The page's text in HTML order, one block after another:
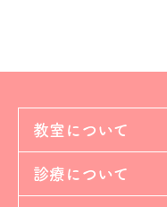
教室について
診療について